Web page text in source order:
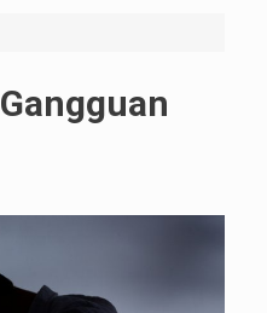
Gangguan